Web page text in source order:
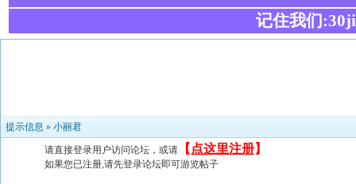
记住我们
提示信息 » 小丽君
请直接登录用户访问论坛，或请 【 点这里注册】
如果您已注册,请先登录论坛即可游览帖子